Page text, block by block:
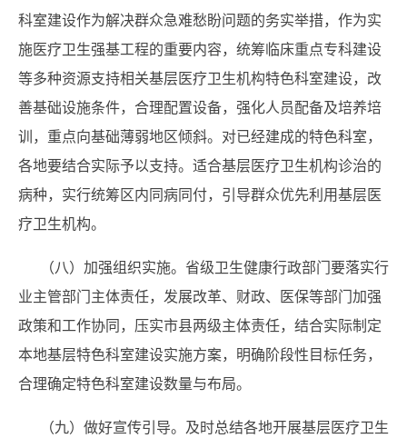
科室建设作为解决群众急难愁盼问题的务实举措，作为实
施医疗卫生强基工程的重要内容，统筹临床重点专科建设
等多种资源支持相关基层医疗卫生机构特色科室建设，改
善基础设施条件，合理配置设备，强化人员配备及培养培
训，重点向基础薄弱地区倾斜。对已经建成的特色科室，
各地要结合实际予以支持。适合基层医疗卫生机构诊治的
病种，实行统筹区内同病同付，引导群众优先利用基层医
疗卫生机构。
（八）加强组织实施。省级卫生健康行政部门要落实行
业主管部门主体责任，发展改革、财政、医保等部门加强
政策和工作协同，压实市县两级主体责任，结合实际制定
本地基层特色科室建设实施方案，明确阶段性目标任务，
合理确定特色科室建设数量与布局。
（九）做好宣传引导。及时总结各地开展基层医疗卫生